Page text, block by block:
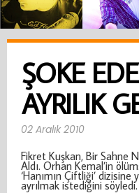
ŞOKE
AYRILIK
02 Aralık 2010
Fikret Kuşkan, Bir Sahne
Aldı. Orhan Kemal’in
‘Hanımın Çiftliği’
ayrılmak istediğini söyledi.